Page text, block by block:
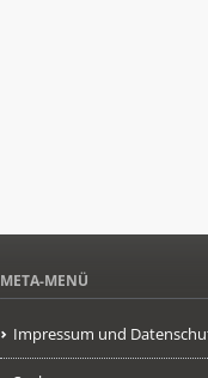
META-MENÜ
Impressum und